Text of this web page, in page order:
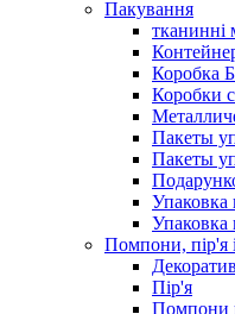
Пакування
тканинні
Коробка
Коробки
Пакеты
Пакеты
Упаковка
Упаковка
Помпони, пір'я
Пір'я
Помпони